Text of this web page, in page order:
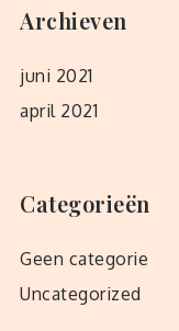
Archieven
juni 2021
april 2021
Categorieën
Geen categorie
Uncategorized